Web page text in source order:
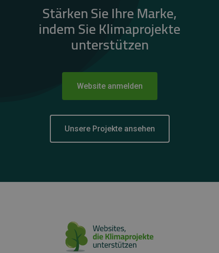
Stärken Sie Ihre Marke,
indem Sie Klimaprojekte
unterstützen
Website anmelden
Unsere Projekte ansehen